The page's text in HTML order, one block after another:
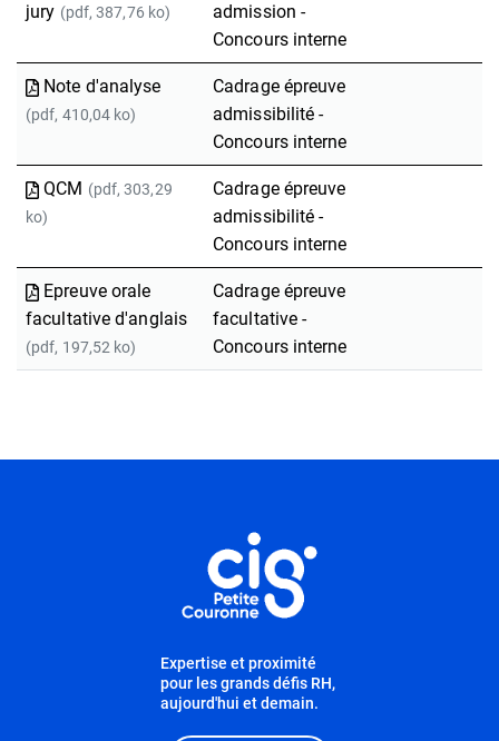
jury (pdf, 387,76 ko)
admission -
Concours interne
Note d'analyse
(pdf, 410,04 ko)
Cadrage épreuve
admissibilité -
Concours interne
QCM (pdf, 303,29
ko)
Cadrage épreuve
admissibilité -
Concours interne
Epreuve orale
facultative d'anglais
(pdf, 197,52 ko)
Cadrage épreuve
facultative -
Concours interne
Expertise et proximité
pour les grands défis RH,
aujourd'hui et demain.